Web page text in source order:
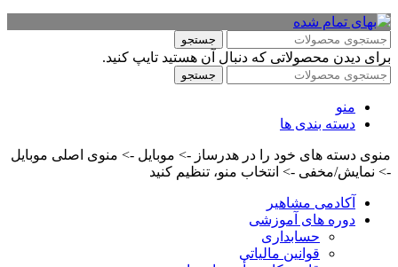
جستجو
برای دیدن محصولاتی که دنبال آن هستید تایپ کنید.
جستجو
منو
دسته بندی ها
منوی دسته های خود را در هدرساز -> موبایل -> منوی اصلی موبایل
-> نمایش/مخفی -> انتخاب منو، تنظیم کنید
آکادمی مشاهیر
دوره های آموزشی
حسابداری
قوانین مالیاتی